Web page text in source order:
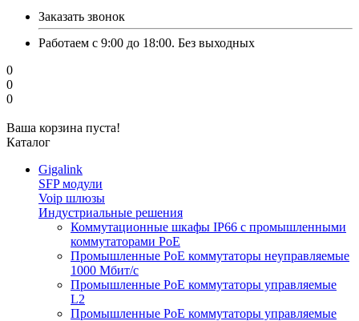
Заказать звонок
Работаем с 9:00 до 18:00. Без выходных
0
0
0
Ваша корзина пуста!
Каталог
Gigalink
SFP модули
Voip шлюзы
Индустриальные решения
Коммутационные шкафы IP66 c промышленными
коммутаторами PoE
Промышленные PoE коммутаторы неуправляемые
1000 Мбит/с
Промышленные PoE коммутаторы управляемые
L2
Промышленные PoE коммутаторы управляемые